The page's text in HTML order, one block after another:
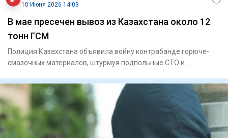
10 Июня 2026 14:03
В мае пресечен вывоз из Казахстана около 12
тонн ГСМ
Полиция Казахстана объявила войну контрабанде горюче-
смазочных материалов, штурмуя подпольные СТО и